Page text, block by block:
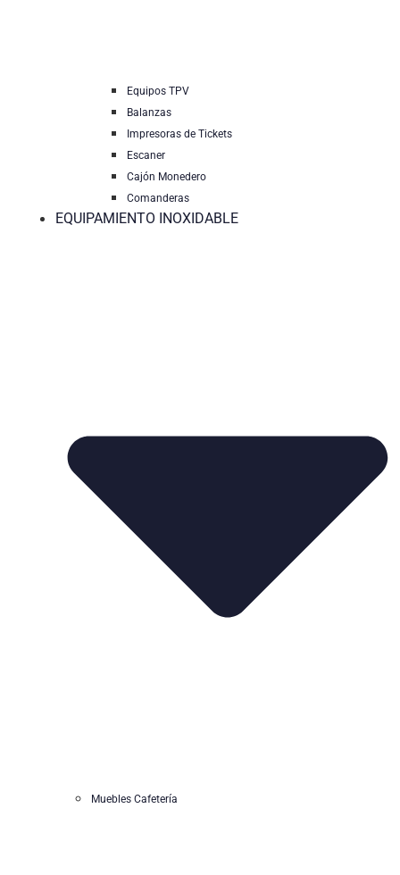
Equipos TPV
Balanzas
Impresoras de Tickets
Escaner
Cajón Monedero
Comanderas
EQUIPAMIENTO INOXIDABLE
Muebles Cafetería